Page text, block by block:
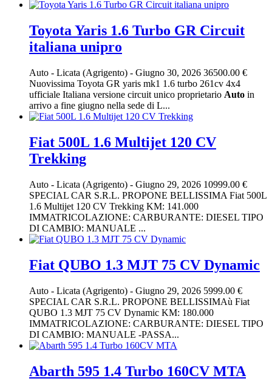
Toyota Yaris 1.6 Turbo GR Circuit
italiana unipro
Auto - Licata (Agrigento) - Giugno 30, 2026 36500.00 €
Nuovissima Toyota GR yaris mk1 1.6 turbo 261cv 4x4
ufficiale Italiana versione circuit unico proprietario Auto in
arrivo a fine giugno nella sede di L...
Fiat 500L 1.6 Multijet 120 CV
Trekking
Auto - Licata (Agrigento) - Giugno 29, 2026 10999.00 €
SPECIAL CAR S.R.L. PROPONE BELLISSIMA Fiat 500L
1.6 Multijet 120 CV Trekking KM: 141.000
IMMATRICOLAZIONE: CARBURANTE: DIESEL TIPO
DI CAMBIO: MANUALE ...
Fiat QUBO 1.3 MJT 75 CV Dynamic
Auto - Licata (Agrigento) - Giugno 29, 2026 5999.00 €
SPECIAL CAR S.R.L. PROPONE BELLISSIMAù Fiat
QUBO 1.3 MJT 75 CV Dynamic KM: 180.000
IMMATRICOLAZIONE: CARBURANTE: DIESEL TIPO
DI CAMBIO: MANUALE -PASSA...
Abarth 595 1.4 Turbo 160CV MTA